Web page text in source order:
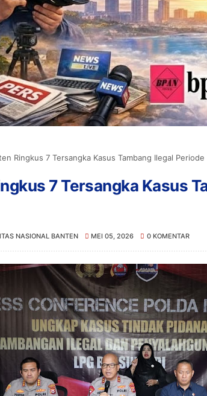
Ringkus 7 Tersangka Kasus Tambang Ilegal
7 Tersangka Kasus
NASIONAL BANTEN MEI 05, 2026 0 KOMENTAR